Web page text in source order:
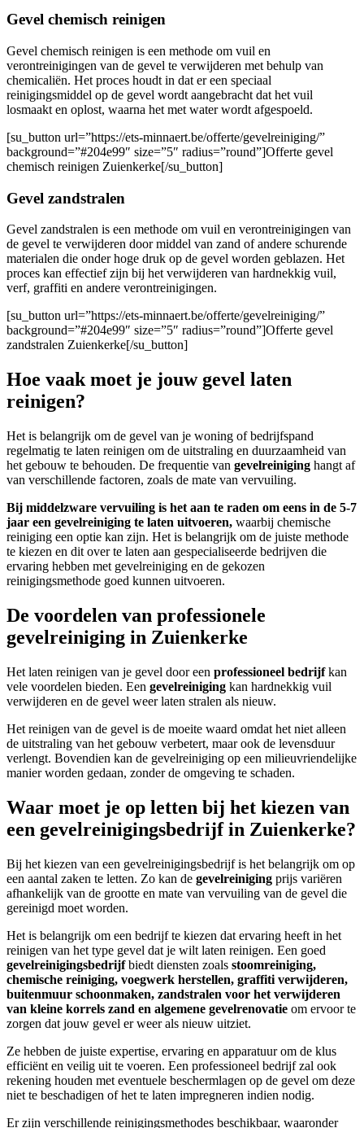
Gevel chemisch reinigen
Gevel chemisch reinigen is een methode om vuil en
verontreinigingen van de gevel te verwijderen met behulp van
chemicaliën. Het proces houdt in dat er een speciaal
reinigingsmiddel op de gevel wordt aangebracht dat het vuil
losmaakt en oplost, waarna het met water wordt afgespoeld.
[su_button url=”https://ets-minnaert.be/offerte/gevelreiniging/”
background=”#204e99″ size=”5″ radius=”round”]Offerte gevel
chemisch reinigen Zuienkerke[/su_button]
Gevel zandstralen
Gevel zandstralen is een methode om vuil en verontreinigingen van
de gevel te verwijderen door middel van zand of andere schurende
materialen die onder hoge druk op de gevel worden geblazen. Het
proces kan effectief zijn bij het verwijderen van hardnekkig vuil,
verf, graffiti en andere verontreinigingen.
[su_button url=”https://ets-minnaert.be/offerte/gevelreiniging/”
background=”#204e99″ size=”5″ radius=”round”]Offerte gevel
zandstralen Zuienkerke[/su_button]
Hoe vaak moet je jouw gevel laten
reinigen?
Het is belangrijk om de gevel van je woning of bedrijfspand
regelmatig te laten reinigen om de uitstraling en duurzaamheid van
het gebouw te behouden. De frequentie van gevelreiniging hangt af
van verschillende factoren, zoals de mate van vervuiling.
Bij middelzware vervuiling is het aan te raden om eens in de 5-7
jaar een gevelreiniging te laten uitvoeren, waarbij chemische
reiniging een optie kan zijn. Het is belangrijk om de juiste methode
te kiezen en dit over te laten aan gespecialiseerde bedrijven die
ervaring hebben met gevelreiniging en de gekozen
reinigingsmethode goed kunnen uitvoeren.
De voordelen van professionele
gevelreiniging in Zuienkerke
Het laten reinigen van je gevel door een professioneel bedrijfkan
vele voordelen bieden. Een gevelreiniging kan hardnekkig vuil
verwijderen en de gevel weer laten stralen als nieuw.
Het reinigen van de gevel is de moeite waard omdat het niet alleen
de uitstraling van het gebouw verbetert, maar ook de levensduur
verlengt. Bovendien kan de gevelreiniging op een milieuvriendelijke
manier worden gedaan, zonder de omgeving te schaden.
Waar moet je op letten bij het kiezen van
een gevelreinigingsbedrijf in Zuienkerke?
Bij het kiezen van een gevelreinigingsbedrijf is het belangrijk om op
een aantal zaken te letten. Zo kan de gevelreiniging prijs variëren
afhankelijk van de grootte en mate van vervuiling van de gevel die
gereinigd moet worden.
Het is belangrijk om een bedrijf te kiezen dat ervaring heeft in het
reinigen van het type gevel dat je wilt laten reinigen. Een goed
gevelreinigingsbedrijfbiedt diensten zoals stoomreiniging,
chemische reiniging, voegwerk herstellen, graffiti verwijderen,
buitenmuur schoonmaken, zandstralen voor het verwijderen
van kleine korrels zand en algemene gevelrenovatie om ervoor te
zorgen dat jouw gevel er weer als nieuw uitziet.
Ze hebben de juiste expertise, ervaring en apparatuur om de klus
efficiënt en veilig uit te voeren. Een professioneel bedrijf zal ook
rekening houden met eventuele beschermlagen op de gevel om deze
niet te beschadigen of het te laten impregneren indien nodig.
Er zijn verschillende reinigingsmethodes beschikbaar, waaronder